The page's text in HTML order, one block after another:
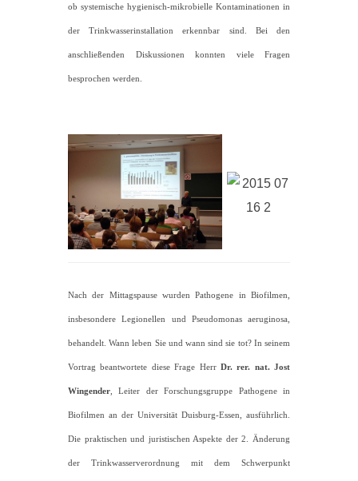
ob systemische hygienisch-mikrobielle Kontaminationen in
der Trinkwasserinstallation erkennbar sind. Bei den
anschließenden Diskussionen konnten viele Fragen
besprochen werden.
Nach der Mittagspause wurden Pathogene in Biofilmen,
insbesondere Legionellen und Pseudomonas aeruginosa,
behandelt. Wann leben Sie und wann sind sie tot? In seinem
Vortrag beantwortete diese Frage Herr Dr. rer. nat. Jost
Wingender , Leiter der Forschungsgruppe Pathogene in
Biofilmen an der Universität Duisburg-Essen, ausführlich.
Die praktischen und juristischen Aspekte der 2. Änderung
der Trinkwasserverordnung mit dem Schwerpunkt